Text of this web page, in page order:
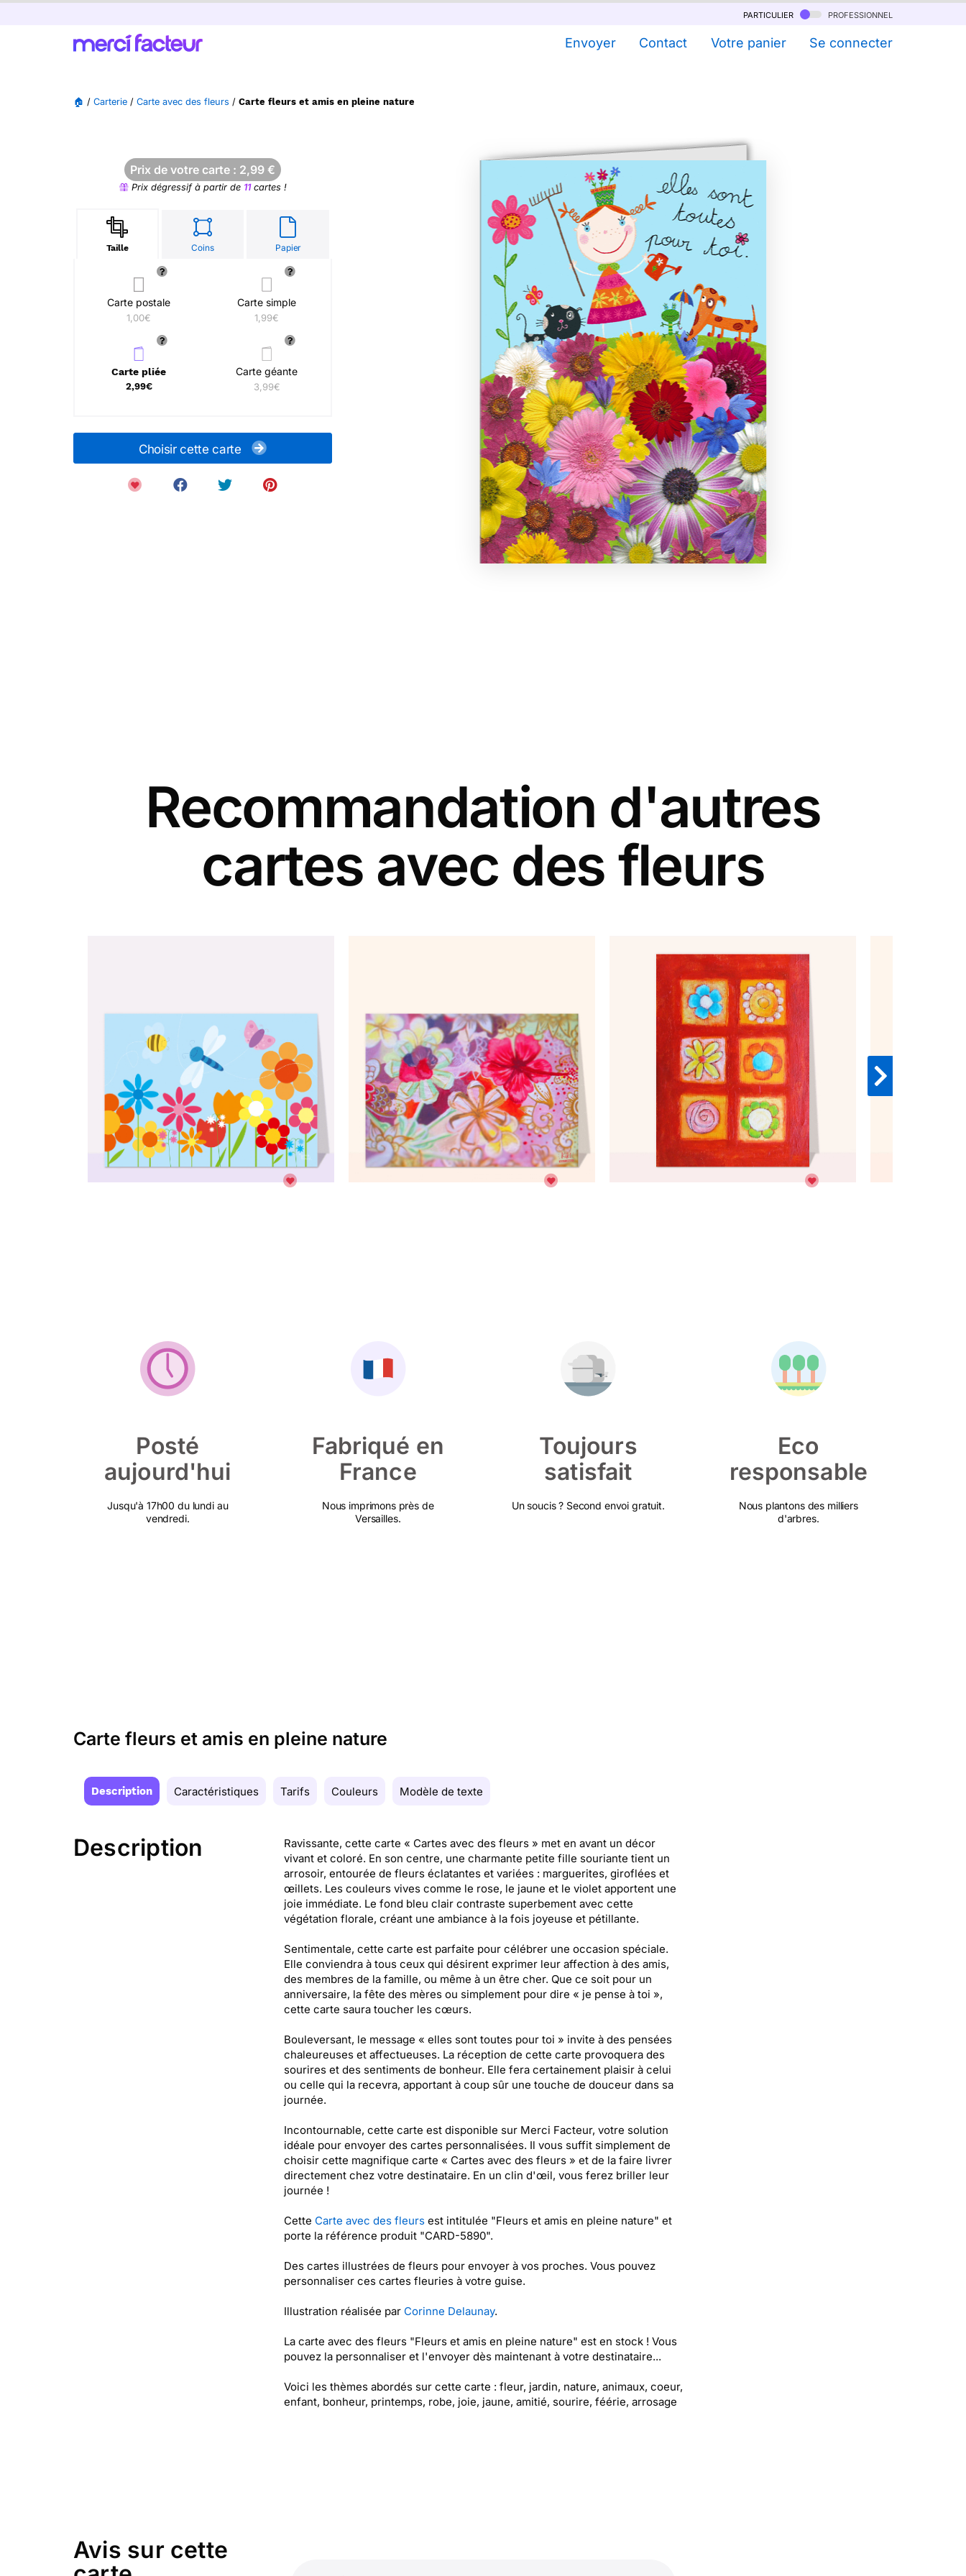
particulier professionnel
Envoyer Contact Votre panier Se connecter
🏠 / Carterie / Carte avec des fleurs / Carte fleurs et amis en pleine nature
Prix de votre carte : 2,99 €
Prix dégressif à partir de 11cartes !
Taille Coins Papier
Carte postale
1,00€
Carte simple
1,99€
Carte pliée
2,99€
Carte géante
3,99€
Choisir cette carte
Recommandation d'autres
cartes avec des fleurs
Posté
aujourd'hui
Jusqu'à 17h00 du lundi au
vendredi.
Fabriqué en
France
Nous imprimons près de
Versailles.
Toujours
satisfait
Un soucis ? Second envoi gratuit.
Eco
responsable
Nous plantons des milliers
d'arbres.
Carte fleurs et amis en pleine nature
Description Caractéristiques Tarifs Couleurs Modèle de texte
Description
Ravissante, cette carte « Cartes avec des fleurs » met en avant un décor
vivant et coloré. En son centre, une charmante petite fille souriante tient un
arrosoir, entourée de fleurs éclatantes et variées : marguerites, giroflées et
œillets. Les couleurs vives comme le rose, le jaune et le violet apportent une
joie immédiate. Le fond bleu clair contraste superbement avec cette
végétation florale, créant une ambiance à la fois joyeuse et pétillante.
Sentimentale, cette carte est parfaite pour célébrer une occasion spéciale.
Elle conviendra à tous ceux qui désirent exprimer leur affection à des amis,
des membres de la famille, ou même à un être cher. Que ce soit pour un
anniversaire, la fête des mères ou simplement pour dire « je pense à toi »,
cette carte saura toucher les cœurs.
Bouleversant, le message « elles sont toutes pour toi » invite à des pensées
chaleureuses et affectueuses. La réception de cette carte provoquera des
sourires et des sentiments de bonheur. Elle fera certainement plaisir à celui
ou celle qui la recevra, apportant à coup sûr une touche de douceur dans sa
journée.
Incontournable, cette carte est disponible sur Merci Facteur, votre solution
idéale pour envoyer des cartes personnalisées. Il vous suffit simplement de
choisir cette magnifique carte « Cartes avec des fleurs » et de la faire livrer
directement chez votre destinataire. En un clin d'œil, vous ferez briller leur
journée !
Cette Carte avec des fleursest intitulée "Fleurs et amis en pleine nature" et
porte la référence produit "CARD-5890".
Des cartes illustrées de fleurs pour envoyer à vos proches. Vous pouvez
personnaliser ces cartes fleuries à votre guise.
Illustration réalisée par Corinne Delaunay.
La carte avec des fleurs "Fleurs et amis en pleine nature" est en stock ! Vous
pouvez la personnaliser et l'envoyer dès maintenant à votre destinataire...
Voici les thèmes abordés sur cette carte : fleur, jardin, nature, animaux, coeur,
enfant, bonheur, printemps, robe, joie, jaune, amitié, sourire, féérie, arrosage
Avis sur cette